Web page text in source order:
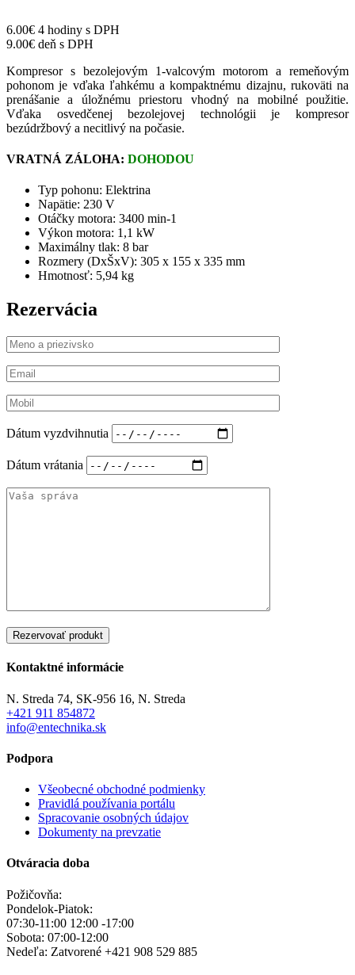
6.00€ 4 hodiny s DPH
9.00€ deň s DPH
Kompresor s bezolejovým 1-valcovým motorom a remeňovým
pohonom je vďaka ľahkému a kompaktnému dizajnu, rukoväti na
prenášanie a úložnému priestoru vhodný na mobilné použitie.
Vďaka osvedčenej bezolejovej technológii je kompresor
bezúdržbový a necitlivý na počasie.
VRATNÁ ZÁLOHA: DOHODOU
Typ pohonu: Elektrina
Napätie: 230 V
Otáčky motora: 3400 min-1
Výkon motora: 1,1 kW
Maximálny tlak: 8 bar
Rozmery (DxŠxV): 305 x 155 x 335 mm
Hmotnosť: 5,94 kg
Rezervácia
Dátum vyzdvihnutia
Dátum vrátania
Kontaktné informácie
N. Streda 74, SK-956 16, N. Streda
+421 911 854872
info@entechnika.sk
Podpora
Všeobecné obchodné podmienky
Pravidlá používania portálu
Spracovanie osobných údajov
Dokumenty na prevzatie
Otváracia doba
Požičovňa:
Pondelok-Piatok:
07:30-11:00 12:00 -17:00
Sobota: 07:00-12:00
Nedeľa: Zatvorené +421 908 529 885